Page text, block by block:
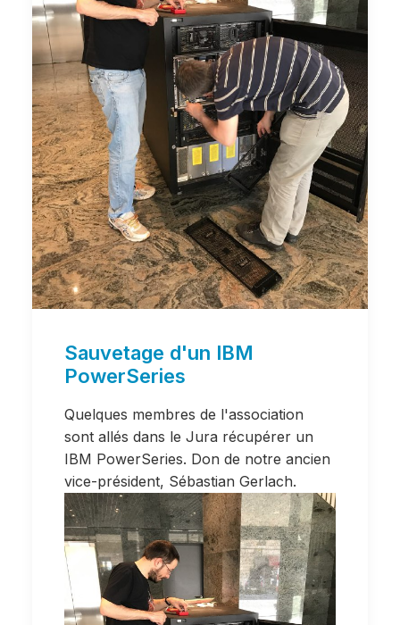
Sauvetage d'un IBM
PowerSeries
Quelques membres de l'association
sont allés dans le Jura récupérer un
IBM PowerSeries. Don de notre ancien
vice-président, Sébastian Gerlach.